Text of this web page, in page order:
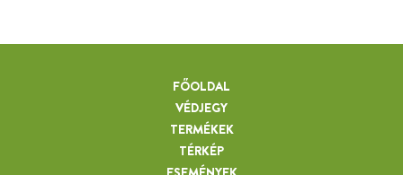
FŐOLDAL
VÉDJEGY
TERMÉKEK
TÉRKÉP